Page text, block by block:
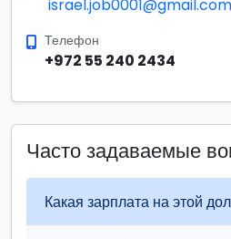
israel.job0001@gmail.com
Телефон
+972 55 240 2434
Часто задаваемые
Какая зарплата на этой